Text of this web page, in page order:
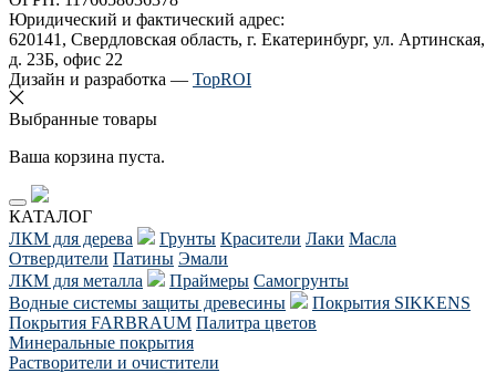
Юридический и фактический адрес:
620141, Свердловская область, г. Екатеринбург, ул. Артинская,
д. 23Б, офис 22
Дизайн и разработка — TopROI
Выбранные товары
Ваша корзина пуста.
КАТАЛОГ
ЛКМ для дерева
Грунты Красители Лаки Масла
Отвердители Патины Эмали
ЛКМ для металла
Праймеры Самогрунты
Водные системы защиты древесины
Покрытия SIKKENS
Покрытия FARBRAUM Палитра цветов
Минеральные покрытия
Растворители и очистители